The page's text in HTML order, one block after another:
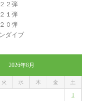
２弾
１弾
０弾
ダイブ
2026年8月
火 水 木 金 土
1